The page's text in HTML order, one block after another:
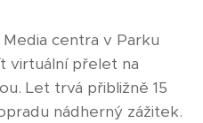
centra v Parku
virtuální přelet na
Let trvá přibližně 15
nádherný zážitek.